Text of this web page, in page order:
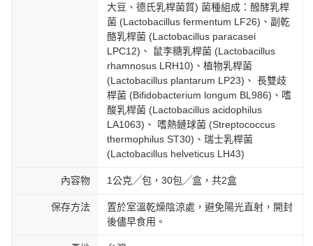
大豆、德氏乳桿菌質) 菌種組成：醱酵乳桿
菌 (Lactobacillus fermentum LF26)、副乾
酪乳桿菌 (Lactobacillus paracasei
LPC12)、 鼠李糖乳桿菌 (Lactobacillus
rhamnosus LRH10)、植物乳桿菌
(Lactobacillus plantarum LP23)、 長雙歧
桿菌 (Bifidobacterium longum BL986)、嗜
酸乳桿菌 (Lactobacillus acidophilus
LA1063)、 嗜熱鏈球菌 (Streptococcus
thermophilus ST30)、瑞士乳桿菌
(Lactobacillus helveticus LH43)
內容物 1公克╱包，30包╱盒，共2盒
保存方法
置於室溫乾燥陰涼處，避免陽光直射，開封
後儘早食用。